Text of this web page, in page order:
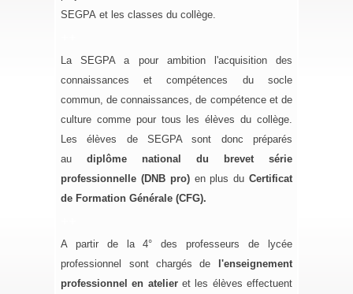
SEGPA et les classes du collège.
LaSEGPA a pour ambition l'acquisition des
connaissances et compétences du socle
commun, de connaissances, de compétence et de
culture comme pour tous les élèves du collège.
Les élèves de SEGPA sont donc préparés
audiplôme national du brevet série
professionnelle (DNB pro)en plus du Certificat
de Formation Générale (CFG).
A partir de la 4° des professeurs de lycée
professionnel sont chargés de
l'enseignement
professionnel en atelieret les élèves effectuent